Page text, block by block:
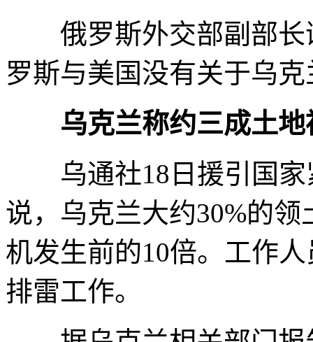
俄罗斯外交部副部长
罗斯与美国没有关于乌
乌克兰称约三成土
乌通社18日援引国家
说，乌克兰大约30%的
机发生前的10倍。工作
排雷工作。